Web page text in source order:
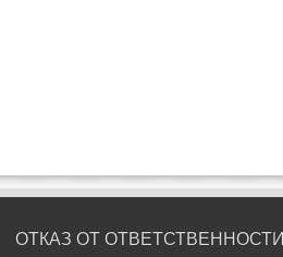
ОТКАЗ ОТ ОТВЕТСТВЕННОСТИ